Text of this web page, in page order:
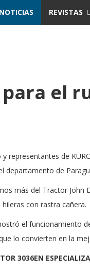
NOTICIAS REVISTAS
el
representantes de
departamento de
más del Tractor John
con rastra cañera.
el
lo convierten en la
3036EN